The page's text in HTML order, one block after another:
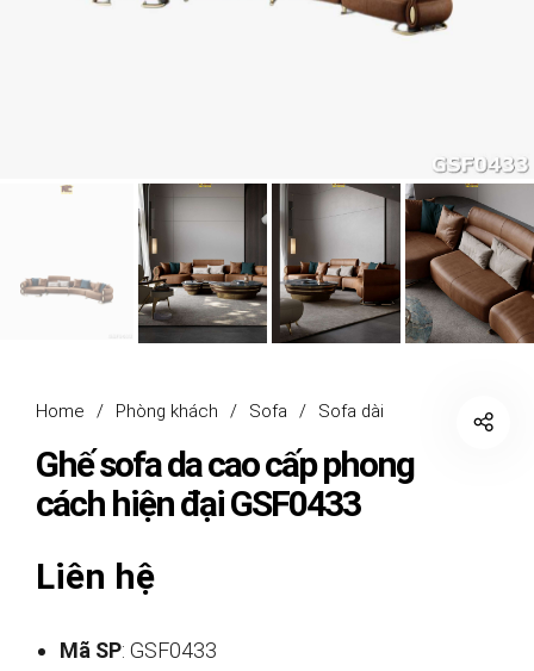
Home / Phòng khách / Sofa / Sofa dài
Ghế sofa da cao cấp phong
cách hiện đại GSF0433
Liên hệ
Mã SP: GSF0433